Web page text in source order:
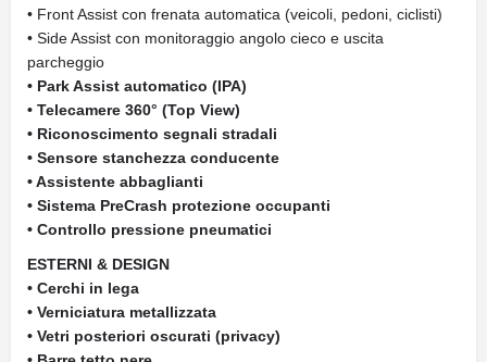
• Front Assist con frenata automatica (veicoli, pedoni, ciclisti)
• Side Assist con monitoraggio angolo cieco e uscita
parcheggio
• Park Assist automatico (IPA)
• Telecamere 360° (Top View)
• Riconoscimento segnali stradali
• Sensore stanchezza conducente
• Assistente abbaglianti
• Sistema PreCrash protezione occupanti
• Controllo pressione pneumatici
ESTERNI & DESIGN
• Cerchi in lega
• Verniciatura metallizzata
• Vetri posteriori oscurati (privacy)